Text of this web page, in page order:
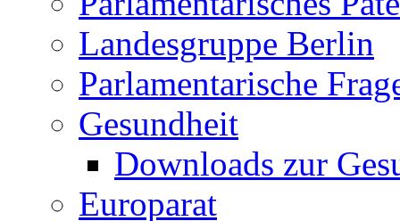
Landesgruppe Berlin
Parlamentarische
Gesundheit
Downloads zur
Europarat